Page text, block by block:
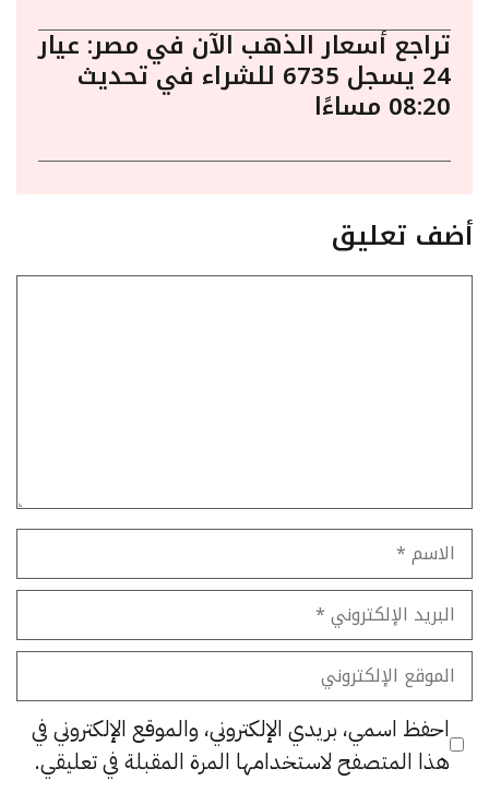
تراجع أسعار الذهب الآن في مصر: عيار
24 يسجل 6735 للشراء في تحديث
08:20 مساءًا
أضف تعليق
الاسم
البريد
الإلكتروني
الموقع
الإلكتروني
احفظ اسمي، بريدي الإلكتروني، والموقع الإلكتروني في
هذا المتصفح لاستخدامها المرة المقبلة في تعليقي.